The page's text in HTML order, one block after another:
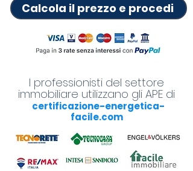
Calcola il prezzo e procedi
I professionisti del settore
immobiliare utilizzano gli APE di
certificazione-energetica-
facile.com